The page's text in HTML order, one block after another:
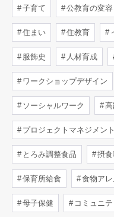
子育て 公教育の変容
住まい 住教育
服飾史 人材育成
ワークショップデザイン
ソーシャルワーク 高
プロジェクトマネジメント
とろみ調整食品 摂食
保育所給食 食物アレ
母子保健 コミュニテ